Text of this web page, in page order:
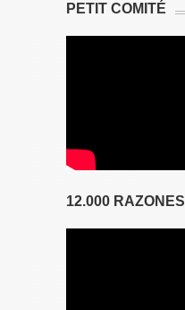
PETIT COMITÉ
12.000 RAZONES